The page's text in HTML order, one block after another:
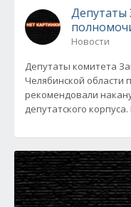
Депутаты
Новости
Депутаты комитета
Челябинской области
рекомендовали
депутатского